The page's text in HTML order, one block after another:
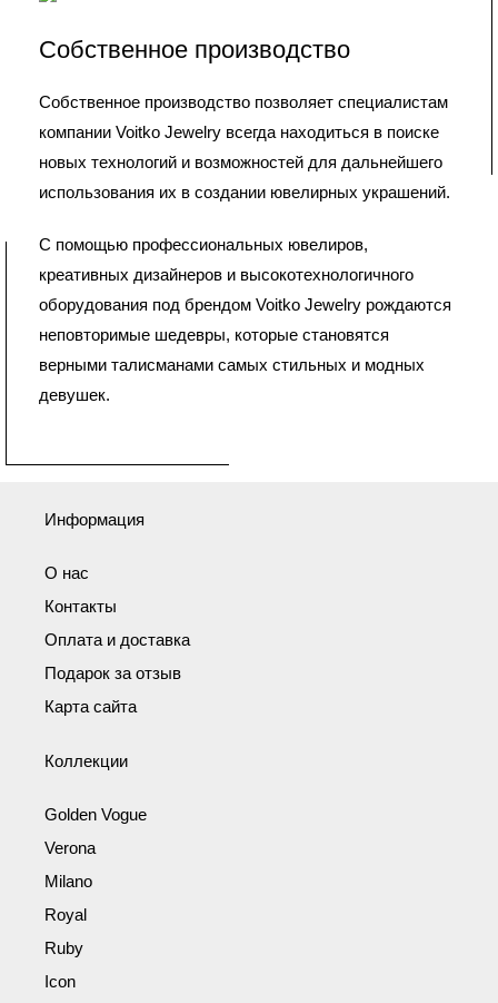
Собственное производство
Собственное производство позволяет специалистам
компании Voitko Jewelry всегда находиться в поиске
новых технологий и возможностей для дальнейшего
использования их в создании ювелирных украшений.
С помощью профессиональных ювелиров,
креативных дизайнеров и высокотехнологичного
оборудования под брендом Voitko Jewelry рождаются
неповторимые шедевры, которые становятся
верными талисманами самых стильных и модных
девушек.
Информация
О нас
Контакты
Оплата и доставка
Подарок за отзыв
Карта сайта
Коллекции
Golden Vogue
Verona
Milano
Royal
Ruby
Icon